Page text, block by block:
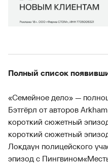
Полный список
«Семейное дело» —
Бэтгёрл от авторов
короткий сюжетный
короткий сюжетный
Локдаун полицейского
эпизод с Пингвином